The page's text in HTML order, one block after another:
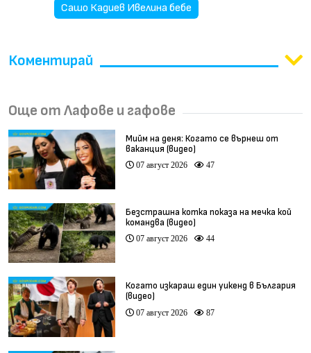
Сашо Кадиев Ивелина бебе
Коментирай
Още от Лафове и гафове
Мийм на деня: Когато се върнеш от
ваканция (видео)
07 август 2026 47
Безстрашна котка показа на мечка кой
командва (видео)
07 август 2026 44
Когато изкараш един уикенд в България
(видео)
07 август 2026 87